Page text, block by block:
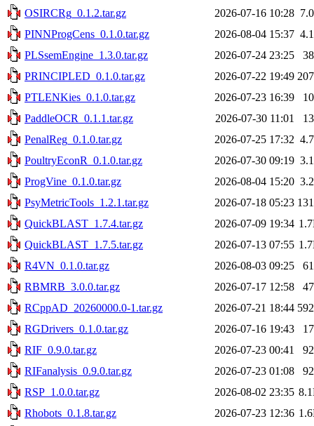
OSIRCRg_0.1.2.tar.gz
2026-07-16 10:28
PINNProgCens_0.1.0.tar.gz
2026-08-04 15:37
PLSsemEngine_1.3.0.tar.gz
2026-07-24 23:25
PRINCIPLED_0.1.0.tar.gz
2026-07-22 19:49
PTLENKies_0.1.0.tar.gz
2026-07-23 16:39
PaddleOCR_0.1.1.tar.gz
2026-07-30 11:01
PenalReg_0.1.0.tar.gz
2026-07-25 17:32
PoultryEconR_0.1.0.tar.gz
2026-07-30 09:19
ProgVine_0.1.0.tar.gz
2026-08-04 15:20
PsyMetricTools_1.2.1.tar.gz
2026-07-18 05:23
QuickBLAST_1.7.4.tar.gz
2026-07-09 19:34
QuickBLAST_1.7.5.tar.gz
2026-07-13 07:55
R4VN_0.1.0.tar.gz
2026-08-03 09:25
RBMRB_3.0.0.tar.gz
2026-07-17 12:58
RCppAD_20260000.0-1.tar.gz
2026-07-21 18:44
RGDrivers_0.1.0.tar.gz
2026-07-16 19:43
RIF_0.9.0.tar.gz
2026-07-23 00:41
RIFanalysis_0.9.0.tar.gz
2026-07-23 01:08
RSP_1.0.0.tar.gz
2026-08-02 23:35
Rhobots_0.1.8.tar.gz
2026-07-23 12:36